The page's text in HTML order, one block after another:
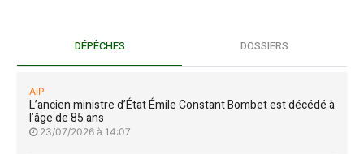
DÉPÊCHES DOSSIERS
AIP
L’ancien ministre d’État Émile Constant Bombet est décédé à
l’âge de 85 ans
23/07/2026 à 14:07